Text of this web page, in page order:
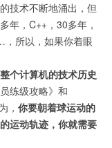
技术不断地涌出，但
年，C++，30多年，
所以，如果你着眼
个计算机的技术历史
练级攻略》和
， 你要朝着球运动的
运动轨迹，你就需要